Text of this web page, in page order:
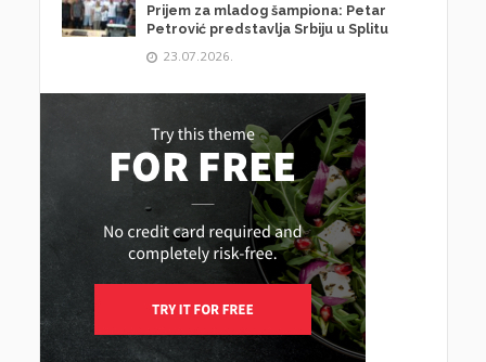
Prijem za mladog šampiona: Petar
Petrović predstavlja Srbiju u Splitu
23.07.2026.